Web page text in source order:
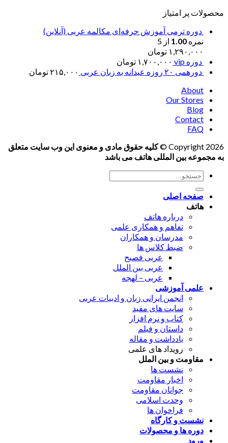
محصولات پر امتیاز
دوره ترمی آموزش حرفه‌ای مکالمه عربی (آنلاین)
نمره 1.00 از 5
۱,۲۹۰,۰۰۰ تومان
دوره vip
۱,۷۰۰,۰۰۰ تومان
دورهمی ۲۰ روزه عیدانه به زبان عربی
۲۱۵,۰۰۰تومان
About
Our Stores
Blog
Contact
FAQ
Copyright 2026 ©
کلیه حقوق مادی و معنوی این وب سایت متعلق
به مجموعه بین المللی هاتف می باشد
جستجو
صفحه اصلی
هاتف
درباره هاتف
تفاهم و همکاری علمی
مدرسان و همکاران
ضبط کلاس ها
عربی فصیح
عربی بین الملل
عربی – لهجه
علمی آموزشی
انجمن ایرانی زبان و ادبیات عربی
سایت های مفید
کتاب و نرم افزار
داستان و فیلم
یادداشت و مقاله
رویداد های علمی
مقاومت و بین الملل
نشست ها
اخبار مقاومت
جوانان مقاومت
وحدت اسلامی
فراخوان ها
نشست و کارگاه
دوره ها و محصولات
ورود